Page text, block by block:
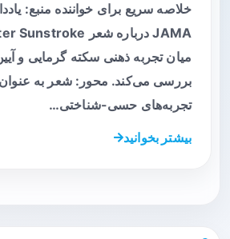
خلاصه سریع برای خواننده منبع:
میان تجربه ذهنی سکته گرمایی و
بررسی می‌کند. محور: شعر به
تجربه‌های حسی-شناختی…
بیشتر بخوانید